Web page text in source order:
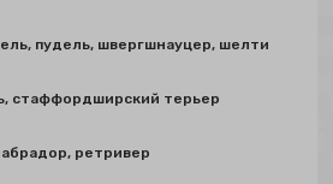
пудель, швергшнауцер, шелти
стаффордширский терьер
ретривер